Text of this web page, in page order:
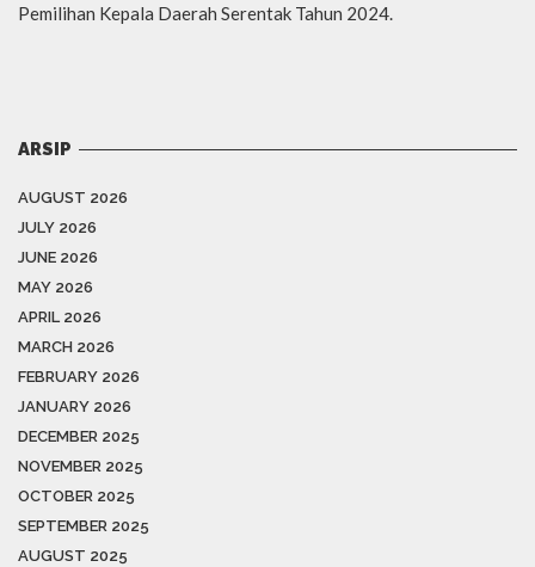
Pemilihan Kepala Daerah Serentak Tahun 2024.
ARSIP
AUGUST 2026
JULY 2026
JUNE 2026
MAY 2026
APRIL 2026
MARCH 2026
FEBRUARY 2026
JANUARY 2026
DECEMBER 2025
NOVEMBER 2025
OCTOBER 2025
SEPTEMBER 2025
AUGUST 2025